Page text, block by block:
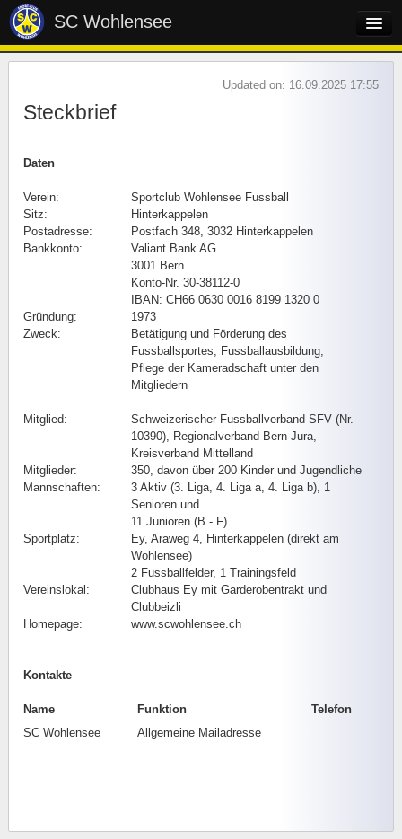
SC Wohlensee
Verein
Ehrenmitglieder
Vorstand
Funktionäre
Trainer
Spielleiter
Spielplan
Fanshop
Webshop
Mitgliedschaft
Mannschaften
Kontakt
Anfahrt
Updated on: 16.09.2025 17:55
Steckbrief
Daten
Verein:
Sportclub Wohlensee Fussball
Sitz:
Hinterkappelen
Postadresse:
Postfach 348, 3032 Hinterkappelen
Bankkonto:
Valiant Bank AG
3001 Bern
Konto-Nr. 30-38112-0
IBAN: CH66 0630 0016 8199 1320 0
Gründung:
1973
Zweck:
Betätigung und Förderung des
Fussballsportes, Fussballausbildung,
Pflege der Kameradschaft unter den
Mitgliedern
Mitglied:
Schweizerischer Fussballverband SFV (Nr.
10390), Regionalverband Bern-Jura,
Kreisverband Mittelland
Mitglieder:
350, davon über 200 Kinder und Jugendliche
Mannschaften:
3 Aktiv (3. Liga, 4. Liga a, 4. Liga b), 1
Senioren und
11 Junioren (B - F)
Sportplatz:
Ey, Araweg 4, Hinterkappelen (direkt am
Wohlensee)
2 Fussballfelder, 1 Trainingsfeld
Vereinslokal:
Clubhaus Ey mit Garderobentrakt und
Clubbeizli
Homepage:
www.scwohlensee.ch
Kontakte
Name Funktion
Telefon
SC Wohlensee
Allgemeine Mailadresse